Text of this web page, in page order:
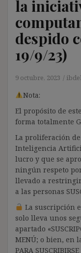
la
despido
19/9/23)
9 octubre, 2023
Nota:
El propósito de
forma totalmente
La proliferación
Inteligencia
lucro y que se
ningún respeto
llevado a
a las personas
La suscripción
solo lleva unos
apartado
MENÚ; o bien, en
PARA